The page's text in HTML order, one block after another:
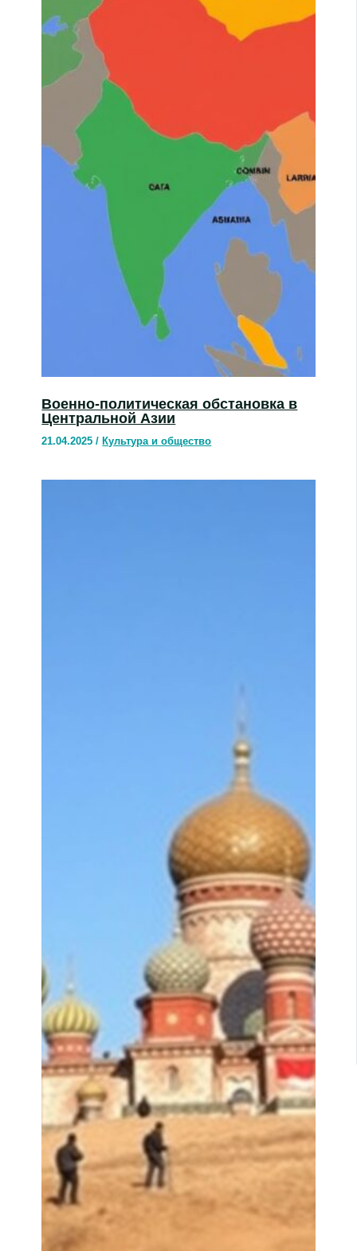
Военно-политическая обстановка в
Центральной Азии
21.04.2025/Культура и общество